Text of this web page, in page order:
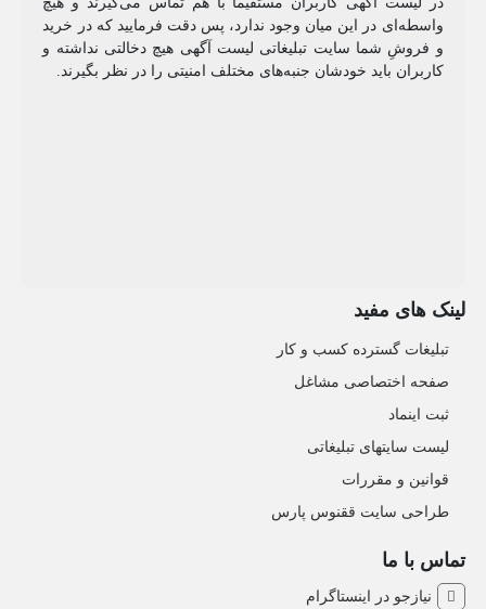
واسطه‌ای در این میان وجود ندارد، پس دقت فرمایید که در خرید
و فروشِ شما سایت تبلیغاتی لیست آگهی هیچ دخالتی نداشته و
کاربران باید خودشان جنبه‌های مختلف امنیتی را در نظر بگیرند.
لینک های مفید
تبلیغات گسترده کسب و کار
صفحه اختصاصی مشاغل
ثبت اینماد
لیست سایتهای تبلیغاتی
قوانین و مقررات
طراحی سایت ققنوس پارس
تماس با ما
نیازجو در اینستاگرام